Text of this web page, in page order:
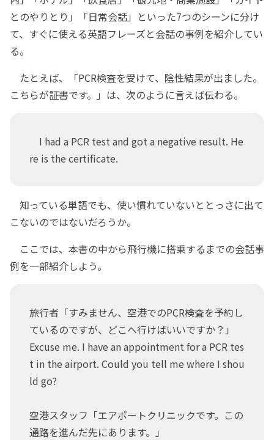
とのやりとり」「日常会話」といった7つのシーンに分け
て、すぐに使える英語フレーズと会話の事例を紹介してい
る。
たとえば、「PCR検査を受けて、陰性結果が出ました。
こちらが証書です。」は、次のように言えば伝わる。
I had a PCR test and got a negative result. He
re is the certificate.
知っている単語でも、使い慣れていないととっさに出て
こないのではないだろうか。
ここでは、本書の中から飛行機に搭乗するまでの会話事
例を一部紹介しよう。
旅行者「すみません、空港でのPCR検査を予約し
ているのですが、どこへ行けばいいですか？」
Excuse me. I have an appointment for a PCR tes
t in the airport. Could you tell me where I shou
ld go?
空港スタッフ「エアポートクリニックです。この
通路を進んだ先にあります。」